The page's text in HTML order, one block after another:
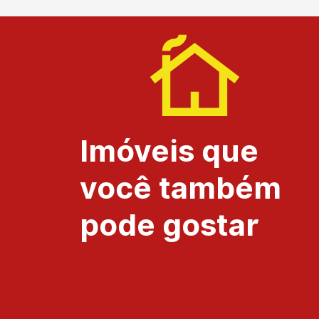
Imóveis que
você também
pode gostar